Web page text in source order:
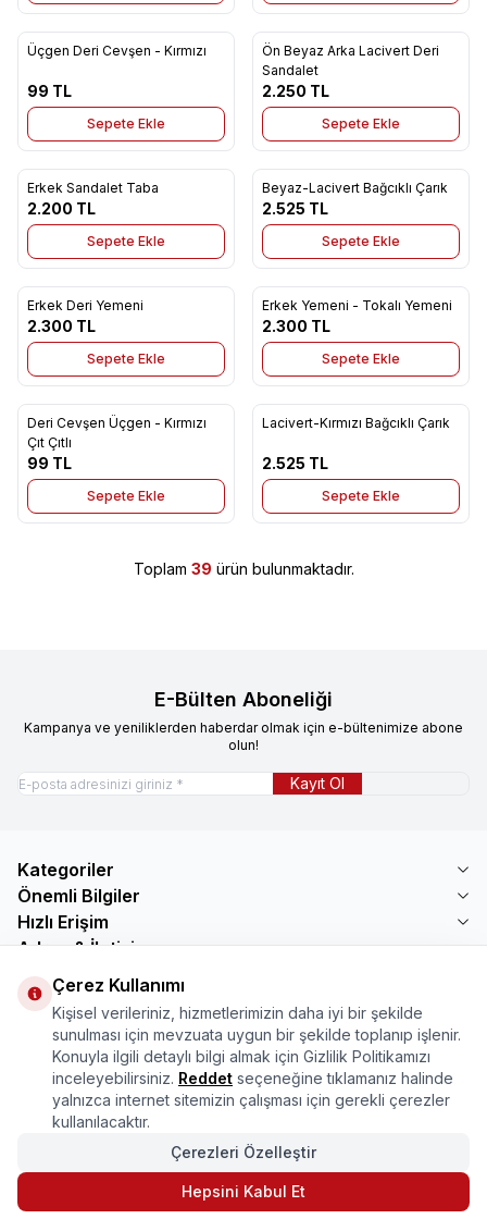
Yeni
Üçgen Deri Cevşen - Kırmızı
99 TL
Sepete Ekle
Yeni
Favorilere Ekle
Ön Beyaz Arka Lacivert Deri
Sandalet
2.250 TL
Sepete Ekle
Yeni
Favorilere Ekle
Erkek Sandalet Taba
2.200 TL
Sepete Ekle
Yeni
Favorilere Ekle
Beyaz-Lacivert Bağcıklı Çarık
2.525 TL
Sepete Ekle
Yeni
Favorilere Ekle
Erkek Deri Yemeni
2.300 TL
Sepete Ekle
Yeni
Favorilere Ekle
Erkek Yemeni - Tokalı Yemeni
2.300 TL
Sepete Ekle
Yeni
Favorilere Ekle
Deri Cevşen Üçgen - Kırmızı
Çıt Çıtlı
99 TL
Sepete Ekle
Yeni
Lacivert-Kırmızı Bağcıklı Çarık
2.525 TL
Sepete Ekle
Toplam 39 ürün bulunmaktadır.
E-Bülten Aboneliği
Kampanya ve yeniliklerden haberdar olmak için e-bültenimize abone
olun!
Kayıt Ol
Kategoriler
Önemli Bilgiler
Hızlı Erişim
Adres & İletişim
Adres
Mercimektepe Mahallesi 51007 Sokak
No:45/B\nONİKİŞUBAT/KAHRAMANMARAŞ
Telefon
08505321048
E-Posta
bilgi@marasmarket.com
PlayStore App Store
Çerez Kullanımı
Kişisel verileriniz, hizmetlerimizin daha iyi bir şekilde
sunulması için mevzuata uygun bir şekilde toplanıp işlenir.
Konuyla ilgili detaylı bilgi almak için Gizlilik Politikamızı
inceleyebilirsiniz. Reddet seçeneğine tıklamanız halinde
yalnızca internet sitemizin çalışması için gerekli çerezler
kullanılacaktır.
Çerezleri Özelleştir
Hepsini Kabul Et